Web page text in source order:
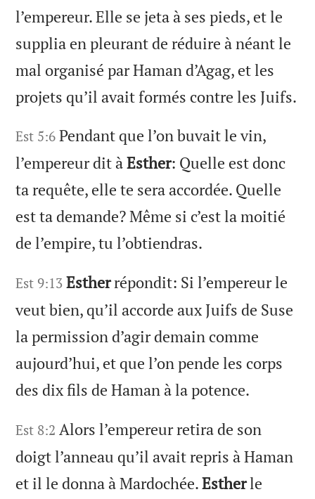
l’empereur. Elle se jeta à ses pieds, et le
supplia en pleurant de réduire à néant le
mal organisé par Haman d’Agag, et les
projets qu’il avait formés contre les Juifs.
Est 5:6 Pendant que l’on buvait le vin,
l’empereur dit àEsther: Quelle est donc
ta requête, elle te sera accordée. Quelle
est ta demande? Même si c’est la moitié
de l’empire, tu l’obtiendras.
Est 9:13 Estherrépondit: Si l’empereur le
veut bien, qu’il accorde aux Juifs de Suse
la permission d’agir demain comme
aujourd’hui, et que l’on pende les corps
des dix fils de Haman à la potence.
Est 8:2 Alors l’empereur retira de son
doigt l’anneau qu’il avait repris à Haman
et il le donna à Mardochée.Estherle